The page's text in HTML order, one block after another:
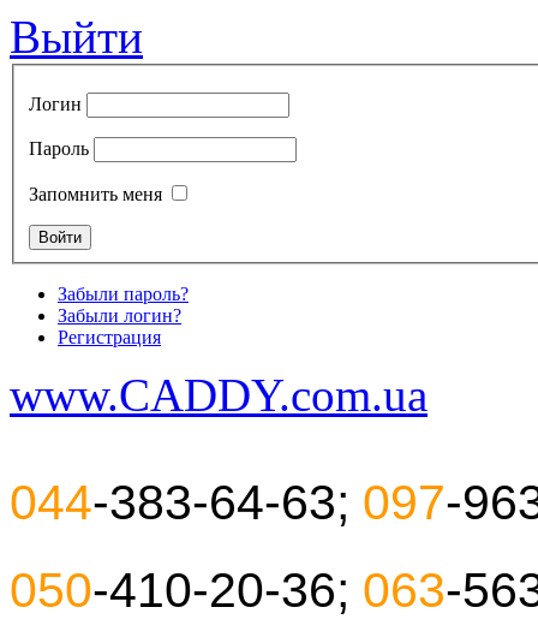
Выйти
Логин
Пароль
Запомнить меня
Забыли пароль?
Забыли логин?
Регистрация
www.CADDY.com.ua
044-383-64-63; 097-
050-410-20-36; 063-